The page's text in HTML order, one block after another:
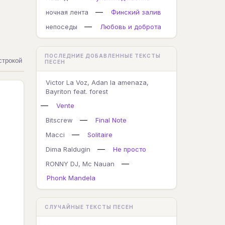
ночная лента
—
Финский залив
непоседы
— Любовь и доброта
ПОСЛЕДНИЕ ДОБАВЛЕННЫЕ ТЕКСТЫ
ПЕСЕН
Victor La Voz, Adan la amenaza,
Bayriton feat. forest
—
Vente
Bitscrew
—
Final Note
Macci
—
Solitaire
Dima Raldugin
—
Не просто
RONNY DJ, Mc Nauan
—
Phonk Mandela
СЛУЧАЙНЫЕ ТЕКСТЫ ПЕСЕН